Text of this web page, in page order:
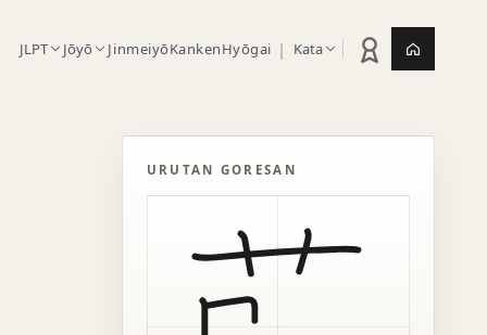
JLPT Jōyō JinmeiyōKankenHyōgai | Kata Statistik latihan
URUTAN GORESAN